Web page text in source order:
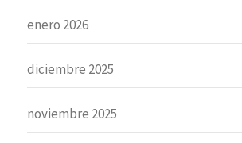
enero 2026
diciembre 2025
noviembre 2025